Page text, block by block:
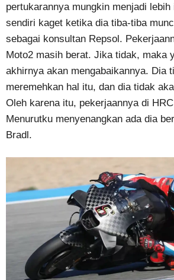
pertukarannya mungkin menjadi
sendiri kaget ketika dia tiba-tiba
sebagai konsultan Repsol.
Moto2 masih berat. Jika tidak, maka
akhirnya akan mengabaikannya. Dia
meremehkan hal itu, dan dia tidak
Oleh karena itu, pekerjaannya di
Menurutku menyenangkan ada dia
Bradl.